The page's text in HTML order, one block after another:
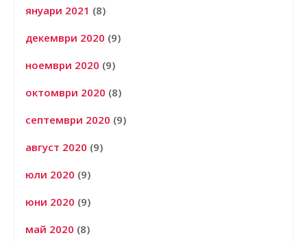
януари 2021 (8)
декември 2020 (9)
ноември 2020 (9)
октомври 2020 (8)
септември 2020 (9)
август 2020 (9)
юли 2020 (9)
юни 2020 (9)
май 2020 (8)